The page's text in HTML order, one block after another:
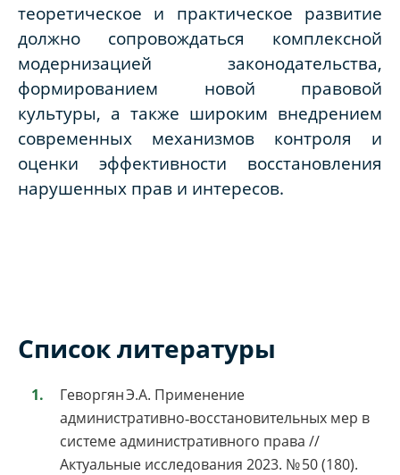
теоретическое и практическое развитие
должно сопровождаться комплексной
модернизацией законодательства,
формированием новой правовой
культуры, а также широким внедрением
современных механизмов контроля и
оценки эффективности восстановления
нарушенных прав и интересов.
Список литературы
Геворгян Э.А. Применение
административно‑восстановительных мер в
системе административного права //
Актуальные исследования 2023. № 50 (180).